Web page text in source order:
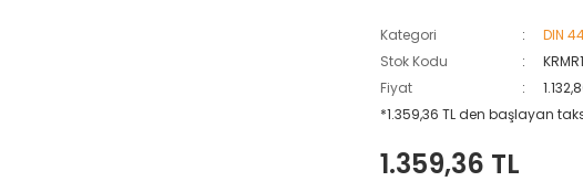
Kategori
DIN
Stok Kodu
Fiyat
*1.359,36 TL den başlayan
1.359,36 TL